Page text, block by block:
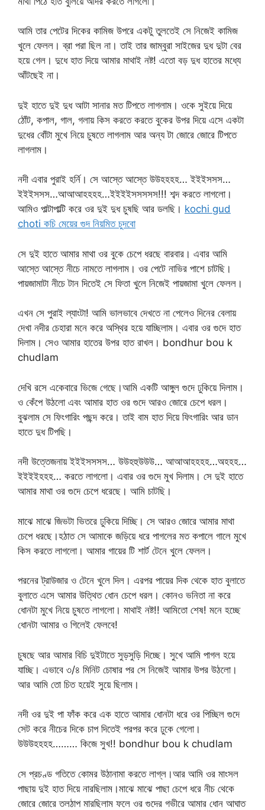
আমি তার পেটের দিকের কামিজ উপরে একটু তুলতেই সে নিজেই কামিজ
খুলে ফেলল। ব্রা পরা ছিল না। তাই তার জাম্বুরা সাইজের দুধ দুটা বের
হয়ে গেল। দুধে হাত দিয়ে আমার মাথাই নষ্ট! এতো বড় দুধ হাতের মধ্যে
আঁটছেই না।
দুই হাতে দুই দুধ আটা সানার মত টিপতে লাগলাম। ওকে সুইয়ে দিয়ে
ঠোঁট, কপাল, গাল, গলায় কিস করতে করতে বুকের উপর দিয়ে এসে একটা
দুধের বোঁটা মুখে নিয়ে চুষতে লাগলাম আর অন্য টা জোরে জোরে টিপতে
লাগলাম।
নদী এবার পুরাই হর্নি। সে আস্তে আস্তে উউহহহহ… ইইইসসস…
ইইইসসস…আআআহহহহ…ইইইইসসসসস!!! শব্দ করতে লাগলো।
আমিও পাল্টাপাল্টি করে ওর দুই দুধ চুষছি আর ডলছি। kochi gud
choti কচি মেয়ের গুদ নিয়মিত চুদবো
সে দুই হাতে আমার মাথা ওর বুকে চেপে ধরছে বারবার। এবার আমি
আস্তে আস্তে নীচে নামতে লাগলাম। ওর পেটে নাভির পাশে চাটছি।
পায়জামাটা নীচে টান দিতেই সে ফিতা খুলে নিজেই পায়জামা খুলে ফেলল।
এখন সে পুরাই ল্যাংটা! আমি ভালভাবে দেখতে না পেলেও দিনের বেলায়
দেখা নদীর চেহারা মনে করে অস্থির হয়ে যাচ্ছিলাম। এবার ওর গুদে হাত
দিলাম। সেও আমার হাতের উপর হাত রাখল। bondhur bou k
chudlam
দেখি রসে একেবারে ভিজে গেছে।আমি একটি আঙ্গুল গুদে ঢুকিয়ে দিলাম।
ও কেঁপে উঠলো এবং আমার হাত ওর গুদে আরও জোরে চেপে ধরল।
বুঝলাম সে ফিংগারিং পছন্দ করে। তাই বাম হাত দিয়ে ফিংগারিং আর ডান
হাতে দুধ টিপছি।
নদী উত্তেজনায় ইইইসসসস… উউহহুউউউ… আআআহহহহ…অহহহ…
ইইইইহহহ… করতে লাগলো। এবার ওর গুদে মুখ দিলাম। সে দুই হাতে
আমার মাথা ওর গুদে চেপে ধরেছে। আমি চাটছি।
মাঝে মাঝে জিভটা ভিতরে ঢুকিয়ে দিচ্ছি। সে আরও জোরে আমার মাথা
চেপে ধরছে।হঠাত সে আমাকে জড়িয়ে ধরে পাগলের মত কপালে গালে মুখে
কিস করতে লাগলো। আমার গায়ের টি শার্ট টেনে খুলে ফেলল।
পরনের ট্রাউজার ও টেনে খুলে দিল। এরপর পায়ের দিক থেকে হাত বুলাতে
বুলাতে এসে আমার উত্থিত ধোন চেপে ধরল। কোনও ভনিতা না করে
ধোনটা মুখে নিয়ে চুষতে লাগলো। মাথাই নষ্ট!! আমিতো শেষ! মনে হচ্ছে
ধোনটা আমার ও গিলেই ফেলবে!
চুষছে আর আমার বিচি দুইটাতে সুড়সুড়ি দিচ্ছে। সুখে আমি পাগল হয়ে
যাচ্ছি। এভাবে ৩/৪ মিনিট চোষার পর সে নিজেই আমার উপর উঠলো।
আর আমি তো চিত হয়েই সুয়ে ছিলাম।
নদী ওর দুই পা ফাঁক করে এক হাতে আমার ধোনটা ধরে ওর পিচ্ছিল গুদে
সেট করে নীচের দিকে চাপ দিতেই পরপর করে ঢুকে গেলো।
উউউহহহহ……… কিজে সুখ!! bondhur bou k chudlam
সে প্রচণ্ড গতিতে কোমর উঠানামা করতে লাগ্ল।আর আমি ওর মাংসল
পাছায় দুই হাত দিয়ে নারছিলাম।মাঝে মাঝে পাছা চেপে ধরে নীচ থেকে
জোরে জোরে তলঠাপ মারছিলাম ফলে ওর গুদের গভীরে আমার ধোন আঘাত